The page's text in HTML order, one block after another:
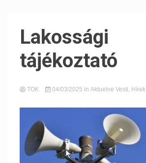
Lakossági
tájékoztató
TOK 04/03/2025 in Aktuelne Vesti, Hírek